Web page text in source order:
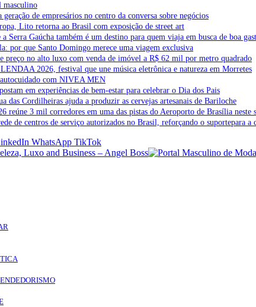
masculino
de empresários no centro da conversa sobre negócios
Lito retorna ao Brasil com exposição de street art
Serra Gaúcha também é um destino para quem viaja em busca de boa
por que Santo Domingo merece uma viagem exclusiva
preço no alto luxo com venda de imóvel a R$ 62 mil por metro quadrado
2026, festival que une música eletrônica e natureza em Morretes
com NIVEA MEN
em experiências de bem-estar para celebrar o Dia dos Pais
das Cordilheiras ajuda a produzir as cervejas artesanais de Bariloche
reúne 3 mil corredores em uma das pistas do Aeroporto de Brasília neste
de centros de serviço autorizados no Brasil, reforçando o suportepara
WhatsApp TikTok